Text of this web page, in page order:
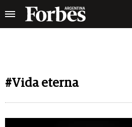
#Vida eterna